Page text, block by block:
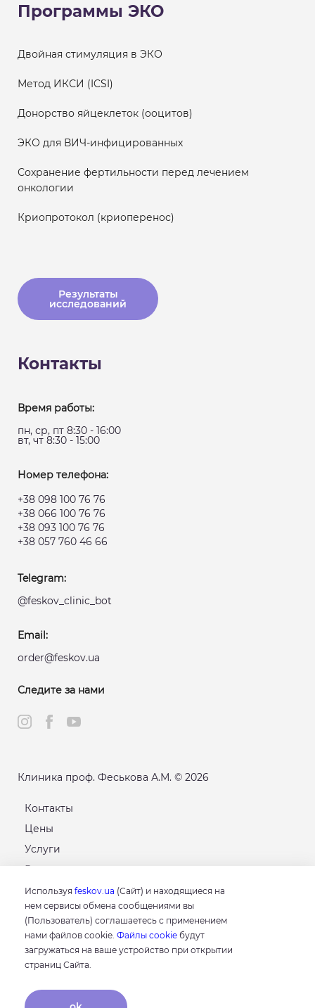
Используя feskov.ua (Сайт) и находящиеся на
нем сервисы обмена сообщениями вы
(Пользователь) соглашаетесь с применением
нами файлов cookie. Файлы cookie будут
загружаться на ваше устройство при открытии
страниц Сайта.
Программы ЭКО
Двойная стимуляция в ЭКО
Метод ИКСИ (ICSI)
Донорство яйцеклеток (ооцитов)
ЭКО для ВИЧ-инфицированных
Сохранение фертильности перед лечением
онкологии
Криопротокол (криоперенос)
Результаты
исследований
Контакты
Время работы:
пн, ср, пт 8:30 - 16:00
вт, чт 8:30 - 15:00
Номер телефона:
+38 098 100 76 76
+38 066 100 76 76
+38 093 100 76 76
+38 057 760 46 66
Telegram:
@feskov_clinic_bot
Email:
order@feskov.ua
Следите за нами
Клиника проф. Феськова А.М. © 2026
Контакты
Цены
Услуги
Расписание
Карта сайта
GOOGLE
4.8